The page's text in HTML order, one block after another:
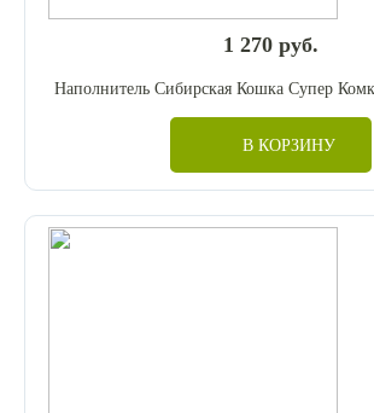
1 270 руб.
Наполнитель Сибирская Кошка Супер
В КОРЗИНУ